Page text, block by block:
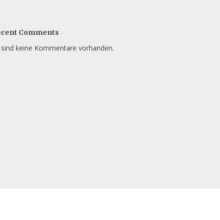
Comments
sind keine Kommentare vorhanden.